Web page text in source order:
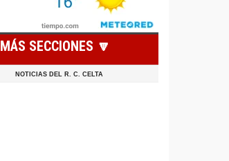
MÁS SECCIONES 🔽
NOTICIAS DEL R. C. CELTA